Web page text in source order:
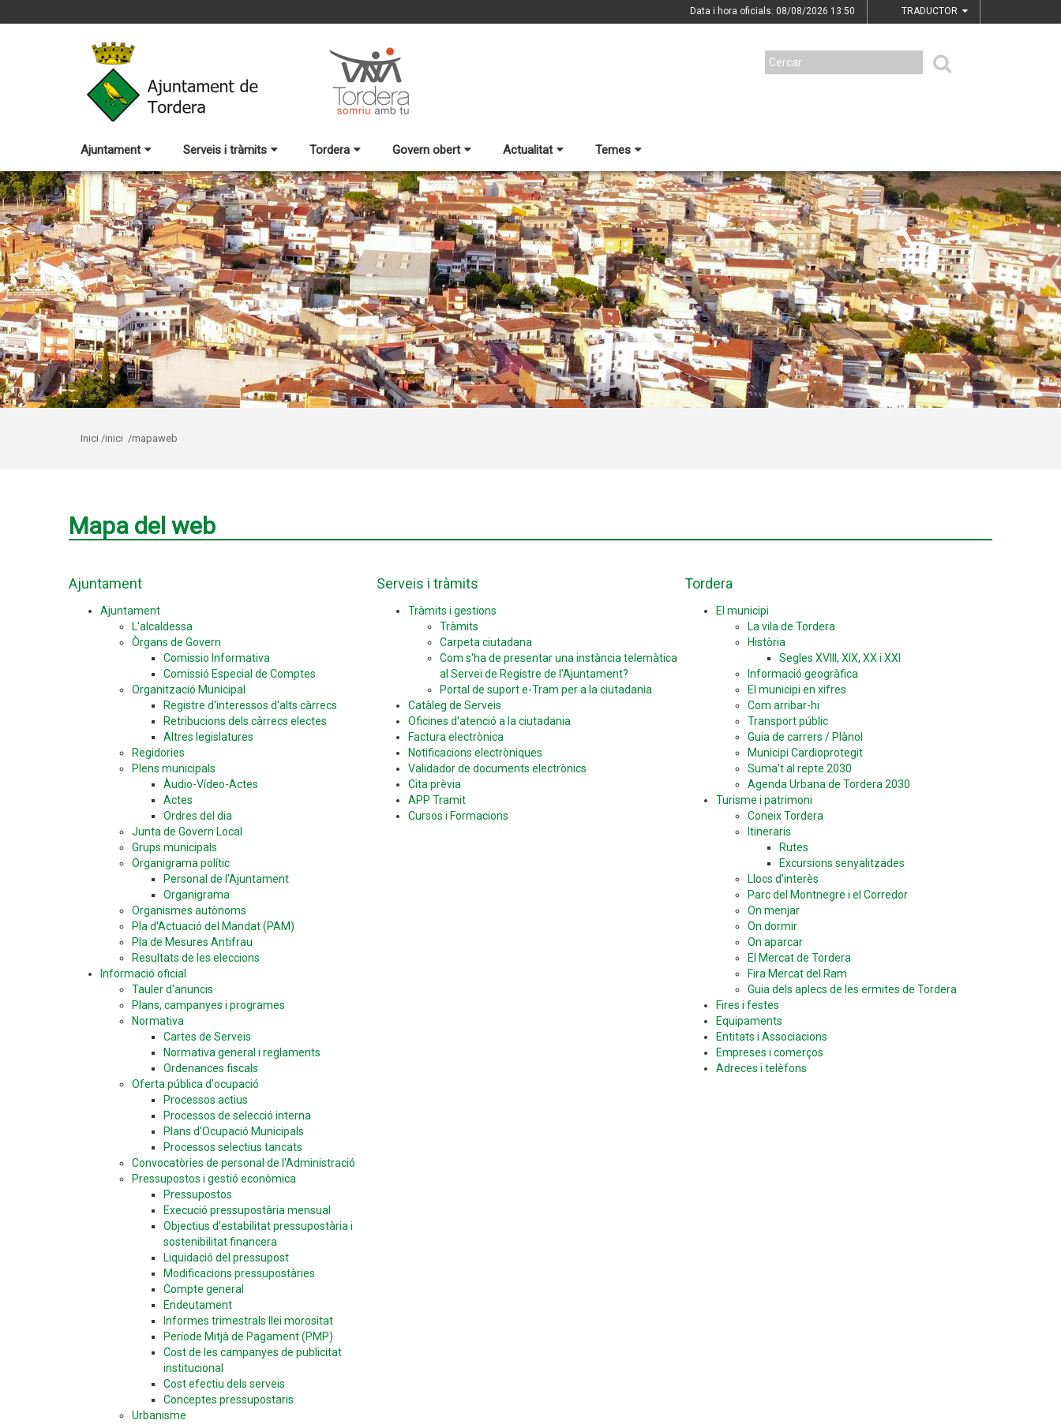
Data i hora oficials: 08/08/2026 13:50 TRADUCTOR
Ajuntament Serveis i tràmits Tordera Govern obert Actualitat Temes
Inici /inici /mapaweb
Mapa del web
Ajuntament
Ajuntament
L'alcaldessa
Òrgans de Govern
Comissio Informativa
Comissió Especial de Comptes
Organització Municipal
Registre d'interessos d'alts càrrecs
Retribucions dels càrrecs electes
Altres legislatures
Regidories
Plens municipals
Àudio-Vídeo-Actes
Actes
Ordres del dia
Junta de Govern Local
Grups municipals
Organigrama polític
Personal de l'Ajuntament
Organigrama
Organismes autònoms
Pla d'Actuació del Mandat (PAM)
Pla de Mesures Antifrau
Resultats de les eleccions
Informació oficial
Tauler d'anuncis
Plans, campanyes i programes
Normativa
Cartes de Serveis
Normativa general i reglaments
Ordenances fiscals
Oferta pública d'ocupació
Processos actius
Processos de selecció interna
Plans d'Ocupació Municipals
Processos selectius tancats
Convocatòries de personal de l'Administració
Pressupostos i gestió econòmica
Pressupostos
Execució pressupostària mensual
Objectius d'estabilitat pressupostària i
sostenibilitat financera
Liquidació del pressupost
Modificacions pressupostàries
Compte general
Endeutament
Informes trimestrals llei morositat
Període Mitjà de Pagament (PMP)
Cost de les campanyes de publicitat
institucional
Cost efectiu dels serveis
Conceptes pressupostaris
Urbanisme
Serveis i tràmits
Tràmits i gestions
Tràmits
Carpeta ciutadana
Com s'ha de presentar una instància telemàtica
al Servei de Registre de l'Ajuntament?
Portal de suport e-Tram per a la ciutadania
Catàleg de Serveis
Oficines d'atenció a la ciutadania
Factura electrònica
Notificacions electròniques
Validador de documents electrònics
Cita prèvia
APP Tramit
Cursos i Formacions
Tordera
El municipi
La vila de Tordera
Història
Segles XVIII, XIX, XX i XXI
Informació geogràfica
El municipi en xifres
Com arribar-hi
Transport públic
Guia de carrers / Plànol
Municipi Cardioprotegit
Suma't al repte 2030
Agenda Urbana de Tordera 2030
Turisme i patrimoni
Coneix Tordera
Itineraris
Rutes
Excursions senyalitzades
Llocs d'interès
Parc del Montnegre i el Corredor
On menjar
On dormir
On aparcar
El Mercat de Tordera
Fira Mercat del Ram
Guia dels aplecs de les ermites de Tordera
Fires i festes
Equipaments
Entitats i Associacions
Empreses i comerços
Adreces i telèfons